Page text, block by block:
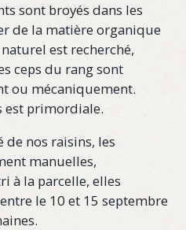
sont broyés dans les
de la matière organique
est recherché,
ceps du rang sont
ou mécaniquement.
est primordiale.
nos raisins, les
manuelles,
à la parcelle, elles
le 10 et 15 septembre